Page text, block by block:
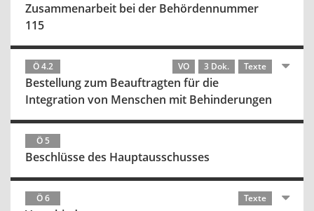
Zusammenarbeit bei der Behördennummer
115
Ö 4.2 VO 3 Dok. Texte
Bestellung zum Beauftragten für die
Integration von Menschen mit Behinderungen
Ö 5
Beschlüsse des Hauptausschusses
Ö 6 Texte